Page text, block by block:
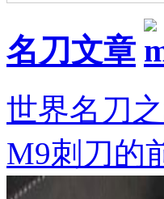
名刀文章
世界名刀
M9刺刀的